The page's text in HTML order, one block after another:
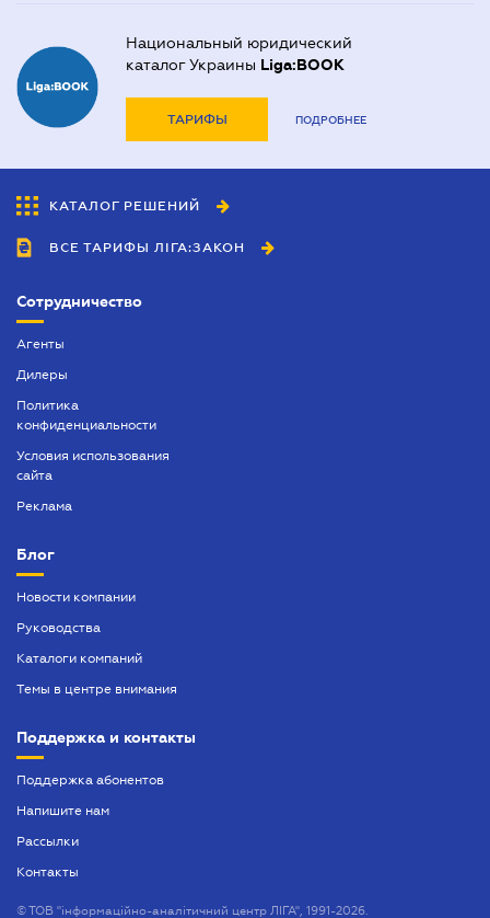
Национальный юридический
каталог Украины Liga:BOOK
ТАРИФЫ ПОДРОБНЕЕ
КАТАЛОГ РЕШЕНИЙ
ВСЕ ТАРИФЫ ЛІГА:ЗАКОН
Сотрудничество
Агенты
Дилеры
Политика
конфиденциальности
Условия использования
сайта
Реклама
Блог
Новости компании
Руководства
Каталоги компаний
Темы в центре внимания
Поддержка и контакты
Поддержка абонентов
Напишите нам
Рассылки
Контакты
©ТОВ "інформаційно-аналітичний центр ЛІГА", 1991-2026.